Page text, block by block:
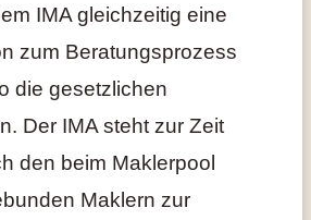
IMA gleichzeitig eine
zum Beratungsprozess
die gesetzlichen
Der IMA steht zur Zeit
den beim Maklerpool
Maklern zur